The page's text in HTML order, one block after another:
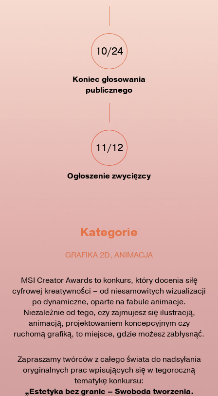
10/24
Koniec głosowania
publicznego
11/12
Ogłoszenie zwycięzcy
Kategorie
GRAFIKA 2D, ANIMACJA
MSI Creator Awards to konkurs, który docenia siłę
cyfrowej kreatywności – od niesamowitych wizualizacji
po dynamiczne, oparte na fabule animacje.
Niezależnie od tego, czy zajmujesz się ilustracją,
animacją, projektowaniem koncepcyjnym czy
ruchomą grafiką, to miejsce, gdzie możesz zabłysnąć.
Zapraszamy twórców z całego świata do nadsyłania
oryginalnych prac wpisujących się w tegoroczną
tematykę konkursu:
„Estetyka bez granic – Swoboda tworzenia.